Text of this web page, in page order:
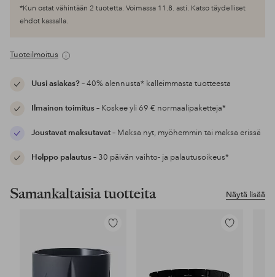
*Kun ostat vähintään 2 tuotetta. Voimassa 11.8. asti. Katso täydelliset
ehdot kassalla.
Tuoteilmoitus
Uusi asiakas?– 40% alennusta* kalleimmasta tuotteesta
Ilmainen toimitus– Koskee yli 69 € normaalipaketteja*
Joustavat maksutavat– Maksa nyt, myöhemmin tai maksa erissä
Helppo palautus– 30 päivän vaihto- ja palautusoikeus*
Näytä lisää
Samankaltaisia tuotteita
Lisää
Lisää